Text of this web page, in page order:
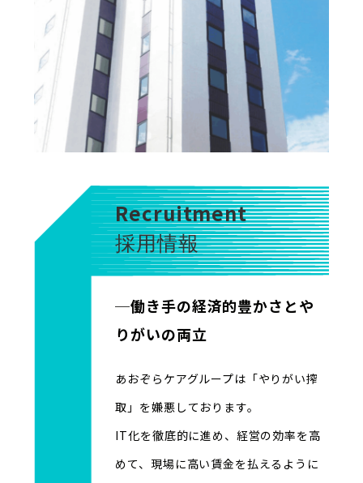
Recruitment
採用情報
─働き手の経済的豊かさとや
りがいの両立
あおぞらケアグループは「やりがい搾
取」を嫌悪しております。
IT化を徹底的に進め、経営の効率を高
めて、現場に高い賃金を払えるように